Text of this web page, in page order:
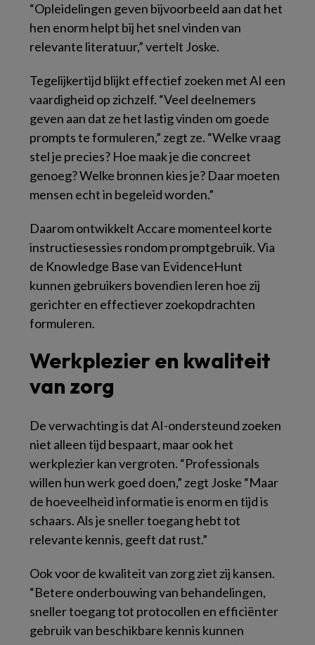
“Opleidelingen geven bijvoorbeeld aan dat het
hen enorm helpt bij het snel vinden van
relevante literatuur,” vertelt Joske.
Tegelijkertijd blijkt effectief zoeken met AI een
vaardigheid op zichzelf. “Veel deelnemers
geven aan dat ze het lastig vinden om goede
prompts te formuleren,” zegt ze. “Welke vraag
stel je precies? Hoe maak je die concreet
genoeg? Welke bronnen kies je? Daar moeten
mensen echt in begeleid worden.”
Daarom ontwikkelt Accare momenteel korte
instructiesessies rondom promptgebruik. Via
de Knowledge Base van EvidenceHunt
kunnen gebruikers bovendien leren hoe zij
gerichter en effectiever zoekopdrachten
formuleren.
Werkplezier en kwaliteit
van zorg
De verwachting is dat AI-ondersteund zoeken
niet alleen tijd bespaart, maar ook het
werkplezier kan vergroten. “Professionals
willen hun werk goed doen,” zegt Joske “Maar
de hoeveelheid informatie is enorm en tijd is
schaars. Als je sneller toegang hebt tot
relevante kennis, geeft dat rust.”
Ook voor de kwaliteit van zorg ziet zij kansen.
“Betere onderbouwing van behandelingen,
sneller toegang tot protocollen en efficiënter
gebruik van beschikbare kennis kunnen